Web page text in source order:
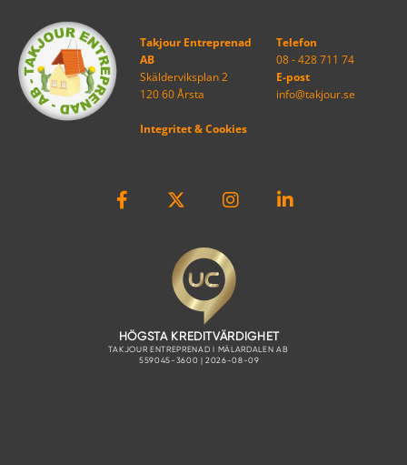
Takjour Entreprenad
AB
Skälderviksplan 2
120 60 Årsta
Integritet & Cookies
Telefon
08 - 428 711 74
E-post
info@takjour.se